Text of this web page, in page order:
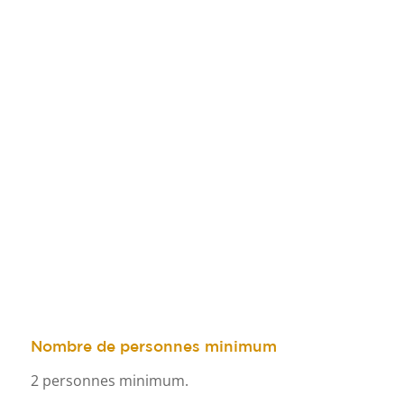
Nombre de personnes minimum
2 personnes minimum.